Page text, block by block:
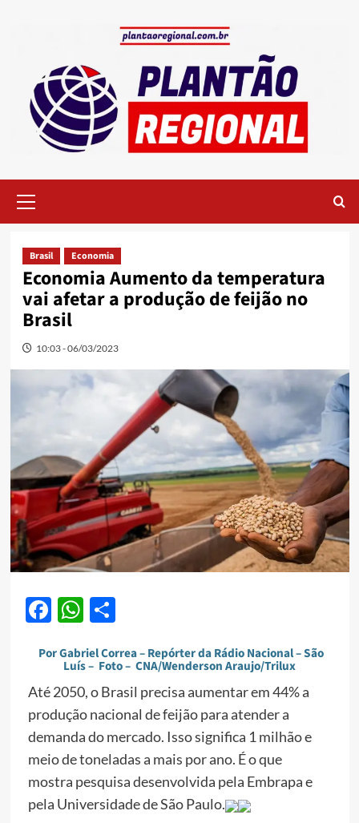
Menu
Brasil Economia
Economia Aumento da temperatura
vai afetar a produção de feijão no
Brasil
10:03 - 06/03/2023
Facebook
WhatsApp
Share
Por Gabriel Correa – Repórter da Rádio Nacional – São
Luís – Foto – CNA/Wenderson Araujo/Trilux
Até 2050, o Brasil precisa aumentar em 44% a
produção nacional de feijão para atender a
demanda do mercado. Isso significa 1 milhão e
meio de toneladas a mais por ano. É o que
mostra pesquisa desenvolvida pela Embrapa e
pela Universidade de São Paulo.